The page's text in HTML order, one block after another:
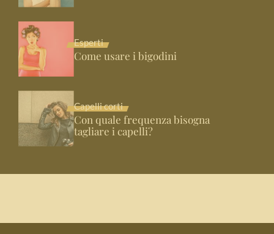
Esperti
Come usare i bigodini
Capelli corti
Con quale frequenza bisogna
tagliare i capelli?